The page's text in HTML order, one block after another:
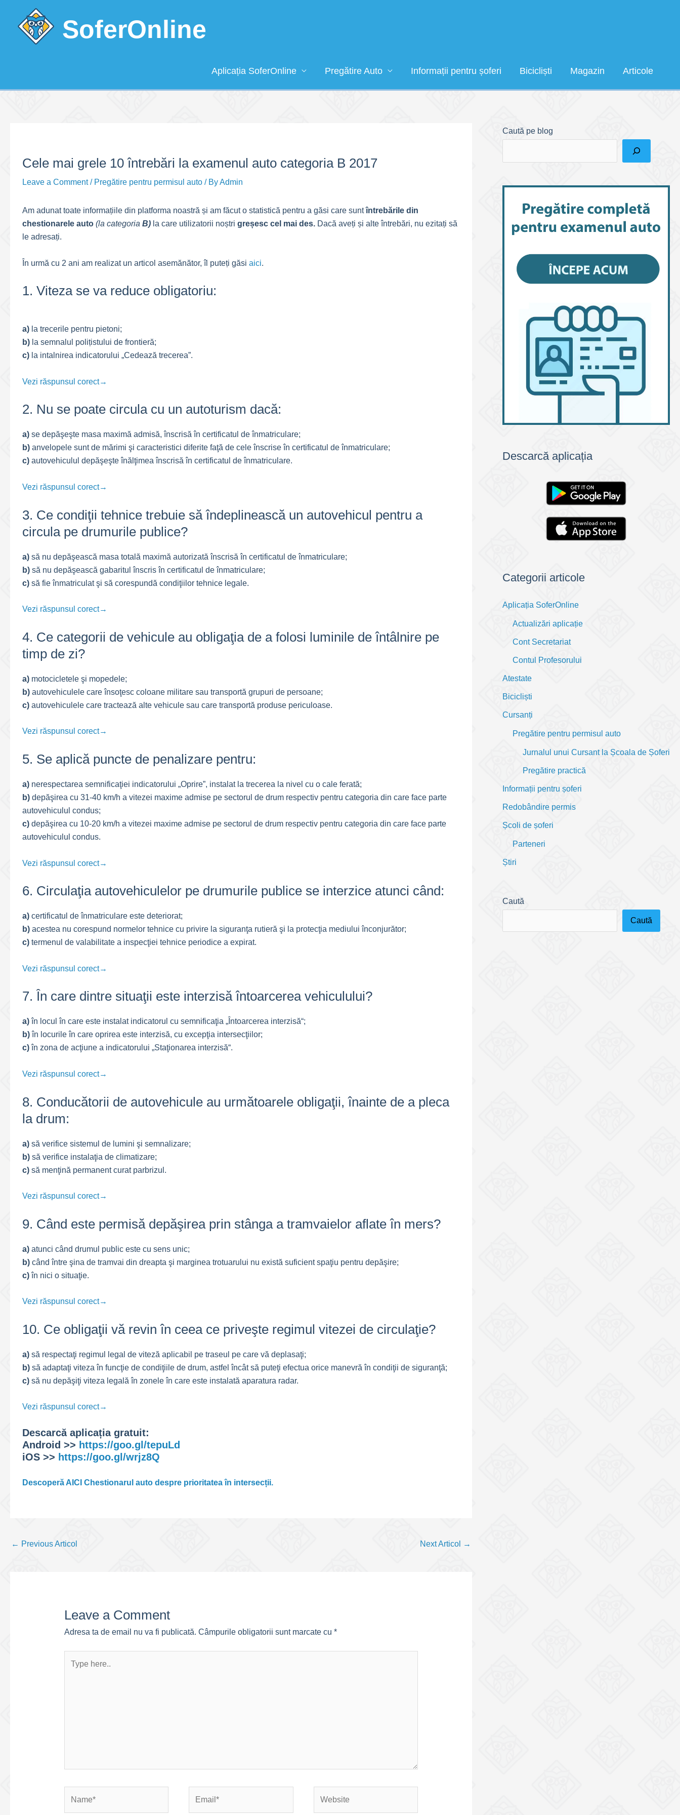
content
SoferOnline
Aplicația SoferOnline Pregătire Auto Informații pentru șoferi Bicicliști Magazin Articole
Cele mai grele 10 întrebări la examenul auto categoria B 2017
Leave a Comment / Pregătire pentru permisul auto / ByAdmin
Am adunat toate informațiile din platforma noastră și am făcut o statistică pentru a găsi care suntîntrebările din
chestionarele auto (la categoria B) la care utilizatorii noștri greșesc cel mai des. Dacă aveți și alte întrebări, nu ezitați să
le adresați.
În urmă cu 2 ani am realizat un articol asemănător, îl puteți găsi aici.
1. Viteza se va reduce obligatoriu:
a) la trecerile pentru pietoni;
b) la semnalul polițistului de frontieră;
c) la intalnirea indicatorului „Cedează trecerea”.
Vezi răspunsul corect→
2. Nu se poate circula cu un autoturism dacă:
a) se depăşeşte masa maximă admisă, înscrisă în certificatul de înmatriculare;
b) anvelopele sunt de mărimi şi caracteristici diferite faţă de cele înscrise în certificatul de înmatriculare;
c) autovehiculul depăşeşte înălţimea înscrisă în certificatul de înmatriculare.
Vezi răspunsul corect→
3. Ce condiţii tehnice trebuie să îndeplinească un autovehicul pentru a
circula pe drumurile publice?
a) să nu depăşească masa totală maximă autorizată înscrisă în certificatul de înmatriculare;
b) să nu depăşească gabaritul înscris în certificatul de înmatriculare;
c) să fie înmatriculat şi să corespundă condiţiilor tehnice legale.
Vezi răspunsul corect→
4. Ce categorii de vehicule au obligaţia de a folosi luminile de întâlnire pe
timp de zi?
a) motocicletele şi mopedele;
b) autovehiculele care însoţesc coloane militare sau transportă grupuri de persoane;
c) autovehiculele care tractează alte vehicule sau care transportă produse periculoase.
Vezi răspunsul corect→
5. Se aplică puncte de penalizare pentru:
a) nerespectarea semnificaţiei indicatorului „Oprire”, instalat la trecerea la nivel cu o cale ferată;
b) depăşirea cu 31-40 km/h a vitezei maxime admise pe sectorul de drum respectiv pentru categoria din care face parte
autovehiculul condus;
c) depăşirea cu 10-20 km/h a vitezei maxime admise pe sectorul de drum respectiv pentru categoria din care face parte
autovehiculul condus.
Vezi răspunsul corect→
6. Circulaţia autovehiculelor pe drumurile publice se interzice atunci când:
a) certificatul de înmatriculare este deteriorat;
b) acestea nu corespund normelor tehnice cu privire la siguranţa rutieră şi la protecţia mediului înconjurător;
c) termenul de valabilitate a inspecţiei tehnice periodice a expirat.
Vezi răspunsul corect→
7. În care dintre situaţii este interzisă întoarcerea vehiculului?
a)în locul în care este instalat indicatorul cu semnificaţia „Întoarcerea interzisă“;
b)în locurile în care oprirea este interzisă, cu excepţia intersecţiilor;
c)în zona de acţiune a indicatorului „Staţionarea interzisă“.
Vezi răspunsul corect→
8. Conducătorii de autovehicule au următoarele obligaţii, înainte de a pleca
la drum:
a) să verifice sistemul de lumini şi semnalizare;
b) să verifice instalaţia de climatizare;
c) să menţină permanent curat parbrizul.
Vezi răspunsul corect→
9. Când este permisă depăşirea prin stânga a tramvaielor aflate în mers?
a) atunci când drumul public este cu sens unic;
b) când între şina de tramvai din dreapta şi marginea trotuarului nu există suficient spaţiu pentru depăşire;
c)în nici o situaţie.
Vezi răspunsul corect→
10. Ce obligaţii vă revin în ceea ce priveşte regimul vitezei de circulaţie?
a) să respectaţi regimul legal de viteză aplicabil pe traseul pe care vă deplasaţi;
b) să adaptaţi viteza în funcţie de condiţiile de drum, astfel încât să puteţi efectua orice manevră în condiţii de siguranţă;
c) să nu depăşiţi viteza legală în zonele în care este instalată aparatura radar.
Vezi răspunsul corect→
Descarcă aplicația gratuit:
Android >> https://goo.gl/tepuLd
iOS >> https://goo.gl/wrjz8Q
Descoperă AICI Chestionarul auto despre prioritatea în intersecții.
Post
← Previous Articol Next Articol →
Leave a Comment
Adresa ta de email nu va fi publicată. Câmpurile obligatorii sunt marcate cu *
here..
Caută pe blog
Descarcă aplicația
Categorii articole
Aplicația SoferOnline
Actualizări aplicație
Cont Secretariat
Contul Profesorului
Atestate
Bicicliști
Cursanți
Pregătire pentru permisul auto
Jurnalul unui Cursant la Școala de Șoferi
Pregătire practică
Informații pentru șoferi
Redobândire permis
Școli de șoferi
Parteneri
Știri
Caută
Caută